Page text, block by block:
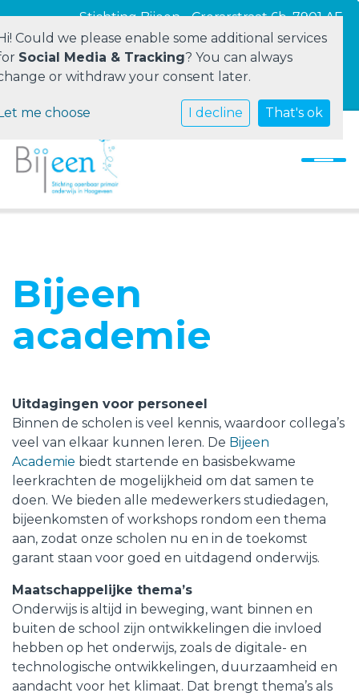
Stichting Bijeen - Crerarstraat 6b, 7901 AE
Hoogeveen
Home
Stichting Bijeen
Onze scholen
Contact
Bijeen
academie
Uitdagingen voor personeel
Binnen de scholen is veel kennis, waardoor collega’s
veel van elkaar kunnen leren. De Bijeen
Academie biedt startende en basisbekwame
leerkrachten de mogelijkheid om dat samen te
doen. We bieden alle medewerkers studiedagen,
bijeenkomsten of workshops rondom een thema
aan, zodat onze scholen nu en in de toekomst
garant staan voor goed en uitdagend onderwijs.
Maatschappelijke thema’s
Onderwijs is altijd in beweging, want binnen en
buiten de school zijn ontwikkelingen die invloed
hebben op het onderwijs, zoals de digitale- en
technologische ontwikkelingen, duurzaamheid en
aandacht voor het klimaat. Dat brengt thema’s als
Could we please enable some additional services
Social Media & Tracking? You can always
or withdraw your consent later.
me choose I decline That's ok